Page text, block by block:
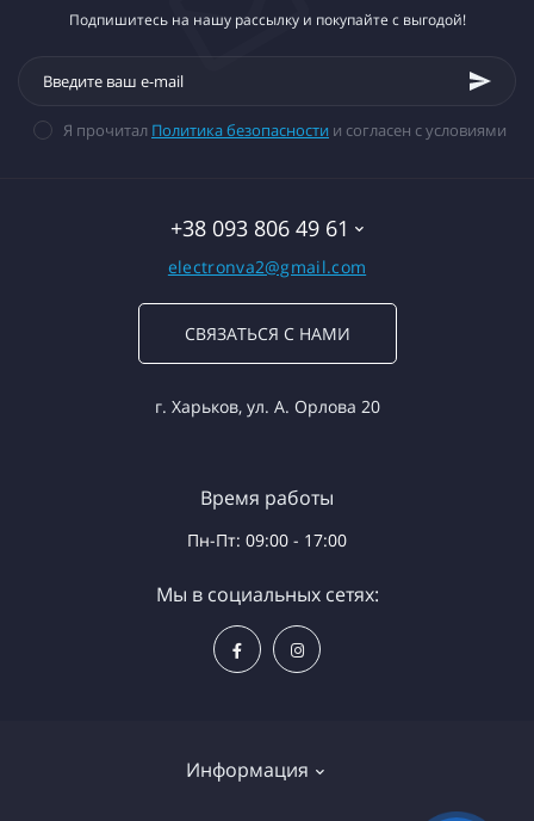
Подпишитесь на нашу рассылку и покупайте с выгодой!
Я прочитал Политика безопасности и согласен с условиями
+38 093 806 49 61
electronva2@gmail.com
СВЯЗАТЬСЯ С НАМИ
г. Харьков, ул. А. Орлова 20
Информация
Время работы
Пн-Пт: 09:00 - 17:00
Мы в социальных сетях: